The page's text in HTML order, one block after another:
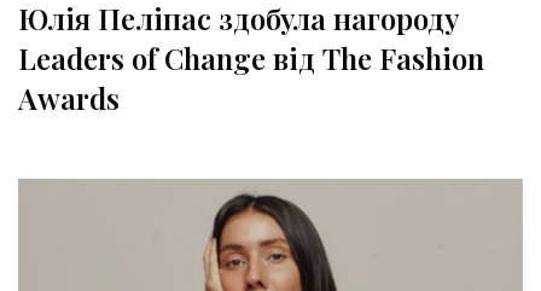
Юлія Пеліпас здобула нагороду
Leaders of Change від The Fashion
Awards